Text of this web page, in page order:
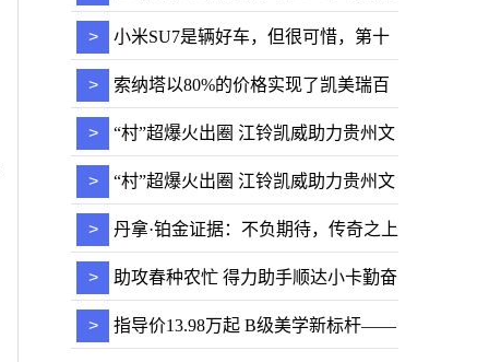
试驾会满电
> 小米SU7是辆好车，但很可惜，第十
一代索纳塔更
> 索纳塔以80%的价格实现了凯美瑞百
分百的产品力
> “村”超爆火出圈 江铃凯威助力贵州文
娱产业
> “村”超爆火出圈 江铃凯威助力贵州文
娱产业
> 丹拿·铂金证据：不负期待，传奇之上
再塑传奇
> 助攻春种农忙 得力助手顺达小卡勤奋
穿梭乡间田
> 指导价13.98万起 B级美学新标杆——